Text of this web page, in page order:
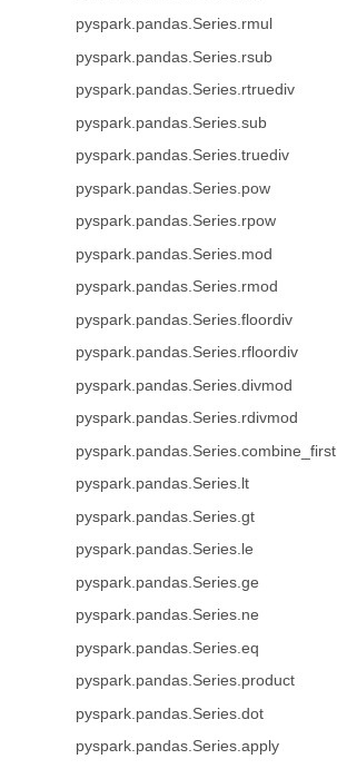
pyspark.pandas.Series.rmul
pyspark.pandas.Series.rsub
pyspark.pandas.Series.rtruediv
pyspark.pandas.Series.sub
pyspark.pandas.Series.truediv
pyspark.pandas.Series.pow
pyspark.pandas.Series.rpow
pyspark.pandas.Series.mod
pyspark.pandas.Series.rmod
pyspark.pandas.Series.floordiv
pyspark.pandas.Series.rfloordiv
pyspark.pandas.Series.divmod
pyspark.pandas.Series.rdivmod
pyspark.pandas.Series.combine_first
pyspark.pandas.Series.lt
pyspark.pandas.Series.gt
pyspark.pandas.Series.le
pyspark.pandas.Series.ge
pyspark.pandas.Series.ne
pyspark.pandas.Series.eq
pyspark.pandas.Series.product
pyspark.pandas.Series.dot
pyspark.pandas.Series.apply